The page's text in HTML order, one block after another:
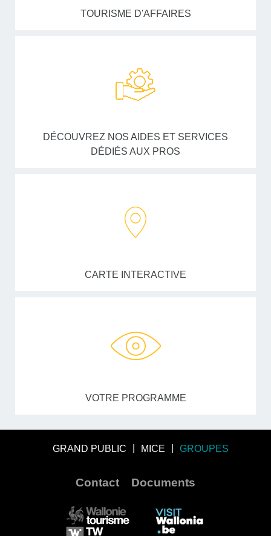
TOURISME D'AFFAIRES
DÉCOUVREZ NOS AIDES ET SERVICES
DÉDIÉS AUX PROS
CARTE INTERACTIVE
VOTRE PROGRAMME
GRAND PUBLIC MICE GROUPES
Contact Documents